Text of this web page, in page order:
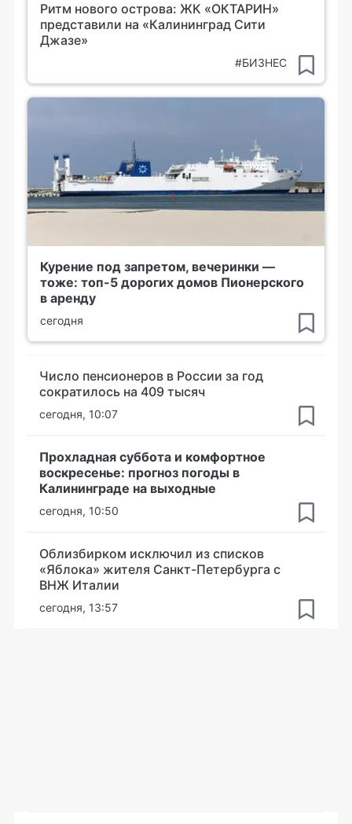
Ритм нового острова: ЖК «ОКТАРИН»
представили на «Калининград Сити
Джазе»
#БИЗНЕС
Курение под запретом, вечеринки —
тоже: топ-5 дорогих домов Пионерского
в аренду
сегодня
Число пенсионеров в России за год
сократилось на 409 тысяч
сегодня, 10:07
Прохладная суббота и комфортное
воскресенье: прогноз погоды в
Калининграде на выходные
сегодня, 10:50
Облизбирком исключил из списков
«Яблока» жителя Санкт-Петербурга с
ВНЖ Италии
сегодня, 13:57